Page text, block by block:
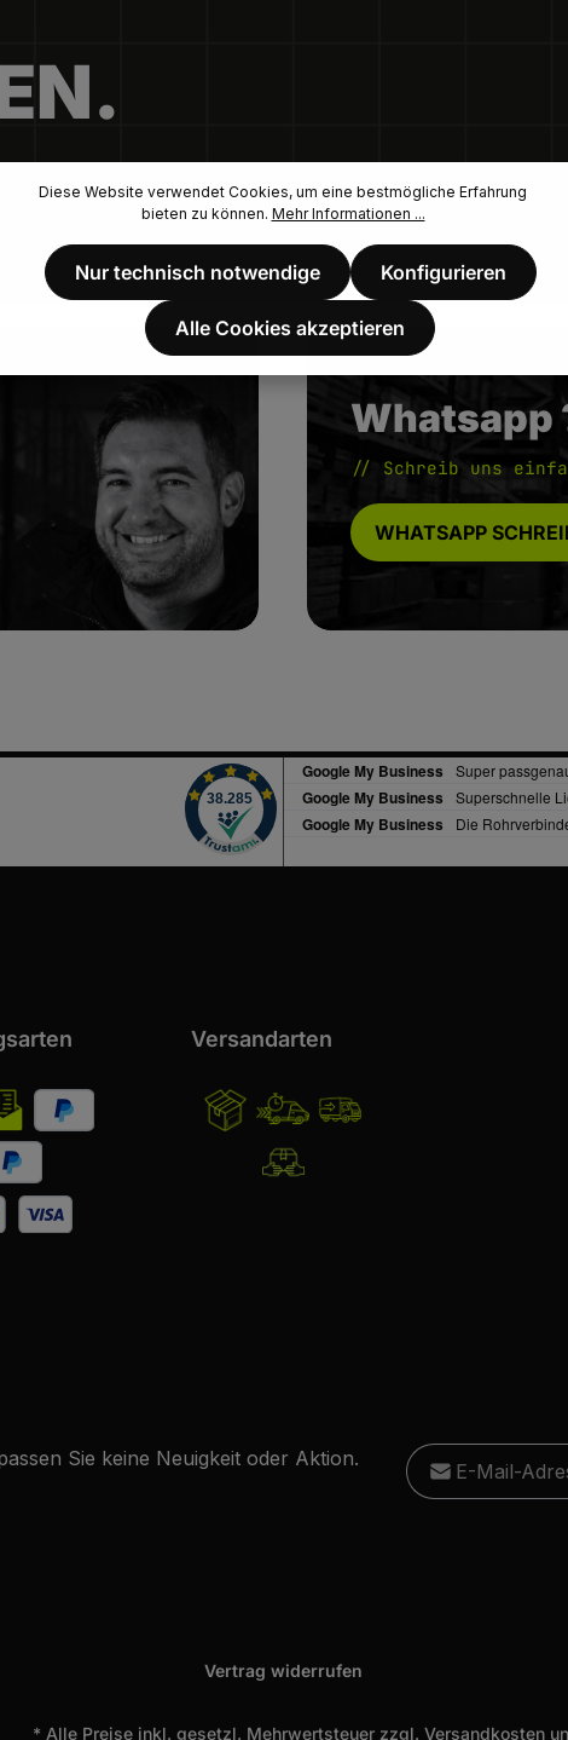
Whatsapp
// Schreib uns
WHATSAPP
Versandarten
Sie keine Neuigkeit oder Aktion. E-Mail-Adresse*
Vertrag widerrufen
* Alle Preise inkl. gesetzl. Mehrwertsteuer zzgl. Versandkosten
Diese Website verwendet Cookies, um eine bestmögliche Erfahrung
bieten zu können. Mehr Informationen ...
Nur technisch notwendige Konfigurieren
Alle Cookies akzeptieren